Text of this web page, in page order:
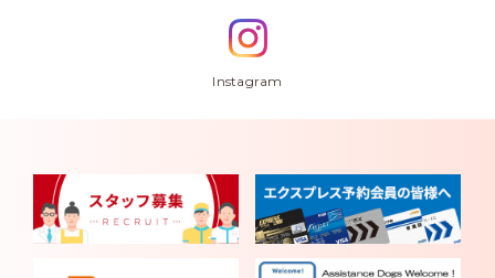
Instagram